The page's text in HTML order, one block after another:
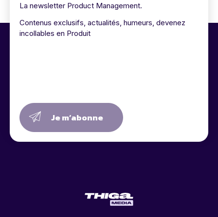
La newsletter Product Management.
Contenus exclusifs, actualités, humeurs, devenez
incollables en Produit
Je m’abonne